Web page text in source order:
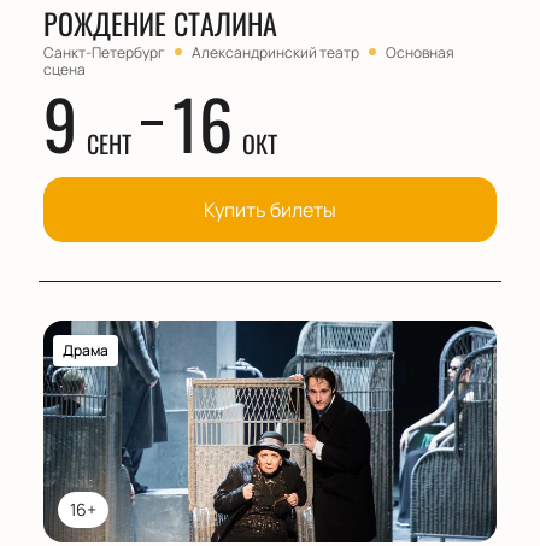
РОЖДЕНИЕ СТАЛИНА
Санкт-Петербург Александринский театр
Основная
сцена
9 СЕНТ 16 ОКТ
Купить билеты
16+
Драма